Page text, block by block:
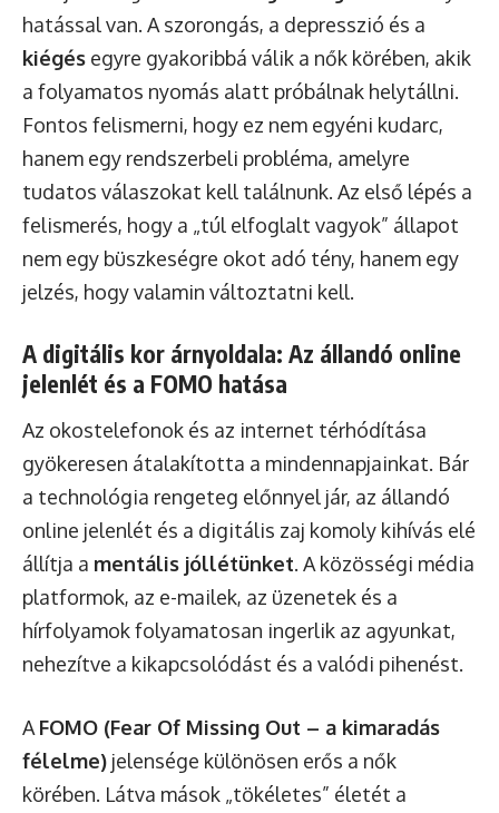
hatással van. A szorongás, a depresszió és a
kiégés egyre gyakoribbá válik a nők körében, akik
a folyamatos nyomás alatt próbálnak helytállni.
Fontos felismerni, hogy ez nem egyéni kudarc,
hanem egy rendszerbeli probléma, amelyre
tudatos válaszokat kell találnunk. Az első lépés a
felismerés, hogy a „túl elfoglalt vagyok” állapot
nem egy büszkeségre okot adó tény, hanem egy
jelzés, hogy valamin változtatni kell.
A digitális kor árnyoldala: Az állandó online
jelenlét és a FOMO hatása
Az okostelefonok és az internet térhódítása
gyökeresen átalakította a mindennapjainkat. Bár
a technológia rengeteg előnnyel jár, az állandó
online jelenlét és a digitális zaj komoly kihívás elé
állítja a mentális jóllétünket. A közösségi média
platformok, az e-mailek, az üzenetek és a
hírfolyamok folyamatosan ingerlik az agyunkat,
nehezítve a kikapcsolódást és a valódi pihenést.
A FOMO (Fear Of Missing Out – a kimaradás
félelme) jelensége különösen erős a nők
körében. Látva mások „tökéletes” életét a